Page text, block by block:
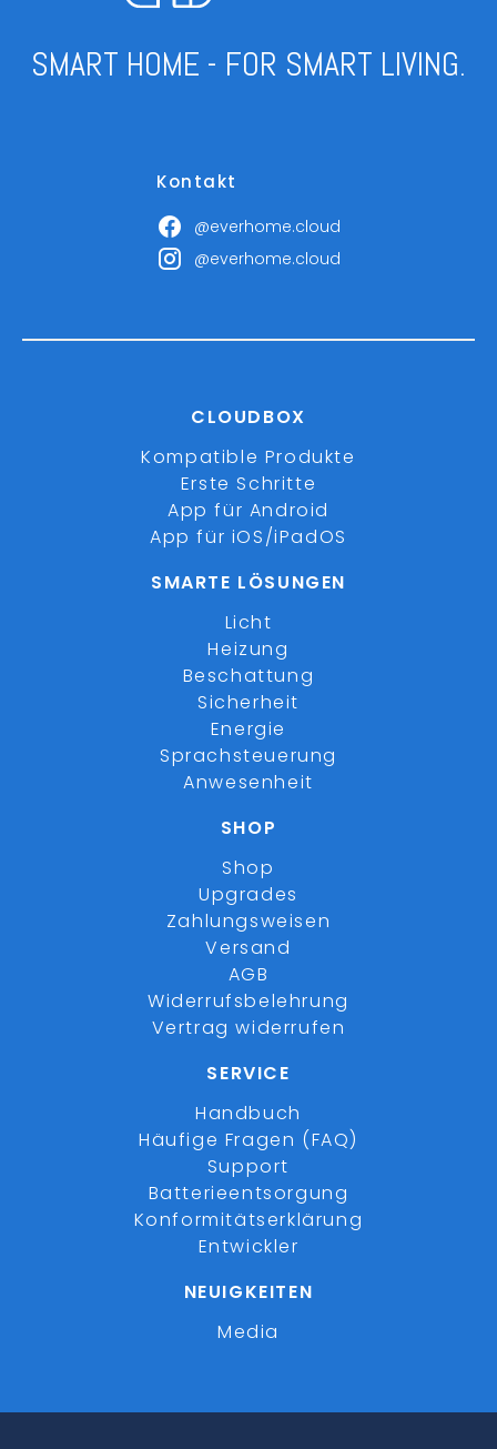
SMART HOME - FOR SMART LIVING.
Kontakt
@everhome.cloud
@everhome.cloud
CLOUDBOX
Kompatible Produkte
Erste Schritte
App für Android
App für iOS/iPadOS
SMARTE LÖSUNGEN
Licht
Heizung
Beschattung
Sicherheit
Energie
Sprachsteuerung
Anwesenheit
SHOP
Shop
Upgrades
Zahlungsweisen
Versand
AGB
Widerrufsbelehrung
Vertrag widerrufen
SERVICE
Handbuch
Häufige Fragen (FAQ)
Support
Batterieentsorgung
Konformitätserklärung
Entwickler
NEUIGKEITEN
Media